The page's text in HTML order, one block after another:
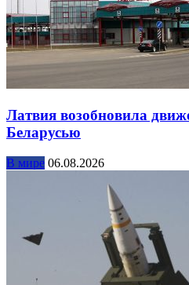
Латвия возобновила
Беларусью
В мире 06.08.2026